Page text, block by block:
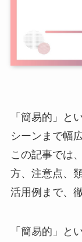
「簡易的」と
シーンまで幅
この記事では
方、注意点、
活用例まで、
「簡易的」と